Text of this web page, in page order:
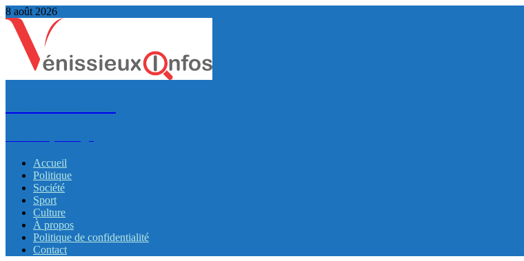
8 août 2026
Accueil
Politique
Société
Sport
Culture
À propos
Politique de confidentialité
Contact